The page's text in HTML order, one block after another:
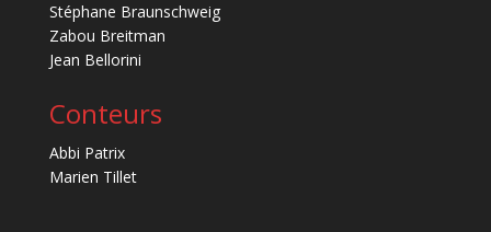
Stéphane Braunschweig
Zabou Breitman
Jean Bellorini
Conteurs
Abbi Patrix
Marien Tillet